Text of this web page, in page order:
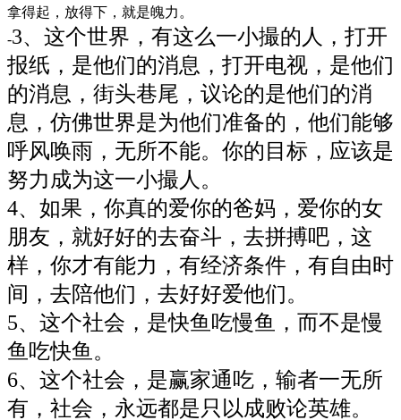
拿得起，放得下，就是魄力。
-3、这个世界，有这么一小撮的人，打开
报纸，是他们的消息，打开电视，是他们
的消息，街头巷尾，议论的是他们的消
息，仿佛世界是为他们准备的，他们能够
呼风唤雨，无所不能。你的目标，应该是
努力成为这一小撮人。
4、如果，你真的爱你的爸妈，爱你的女
朋友，就好好的去奋斗，去拼搏吧，这
样，你才有能力，有经济条件，有自由时
间，去陪他们，去好好爱他们。
5、这个社会，是快鱼吃慢鱼，而不是慢
鱼吃快鱼。
6、这个社会，是赢家通吃，输者一无所
有，社会，永远都是只以成败论英雄。